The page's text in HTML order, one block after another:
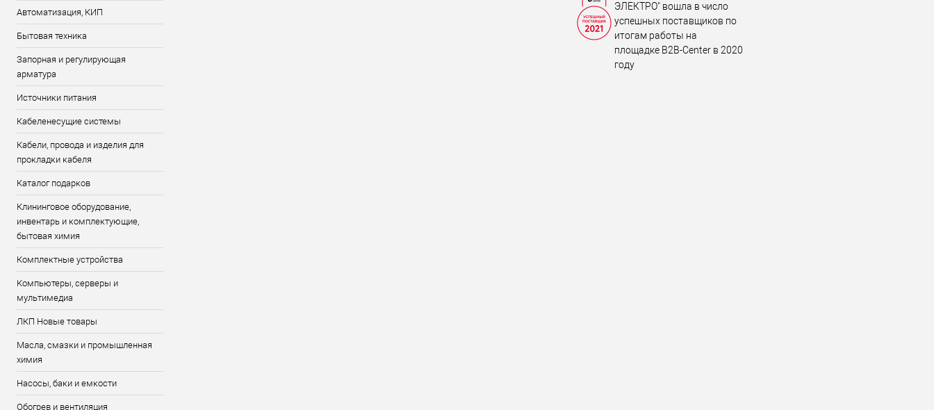
Автоматизация, КИП
Бытовая техника
Запорная и регулирующая
арматура
Источники питания
Кабеленесущие системы
Кабели, провода и изделия для
прокладки кабеля
Каталог подарков
Клининговое оборудование,
инвентарь и комплектующие,
бытовая химия
Комплектные устройства
Компьютеры, серверы и
мультимедиа
ЛКП Новые товары
Масла, смазки и промышленная
химия
Насосы, баки и емкости
Обогрев и вентиляция
ЭЛЕКТРО" вошла в число
успешных поставщиков по
итогам работы на
площадке B2B-Center в 2020
году